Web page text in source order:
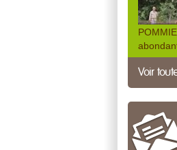
Voir